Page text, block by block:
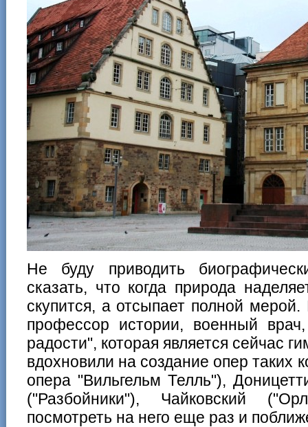
Не буду приводить
сказать, что когда природа
скупится, а отсыпает полной
профессор истории, военный
радости", которая является сейчас
вдохновили на создание опер таких
опера "Вильгельм Телль"),
("Разбойники"), Чайковский
посмотреть на него еще раз и